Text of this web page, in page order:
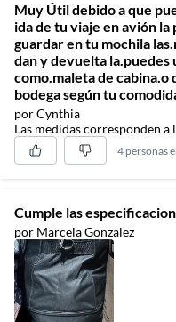
Muy Útil debido a que
ida de tu viaje en avión la
guardar en tu mochila
dan y devuelta la.puedes
como.maleta de cabina.o
bodega según tu
por Cynthia
Las medidas corresponden a
4 personas
Cumple las
por Marcela Gonzalez